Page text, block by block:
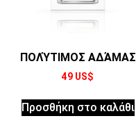
ΠΟΛΎΤΙΜΟΣ ΑΔΆΜΑΣ
49 US$
Προσθήκη στο καλάθι